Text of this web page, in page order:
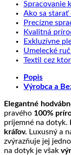
Spracovanie
Ako sa starať
Precízne
Kvalitná
Exkluzívne
Umelecké
Textil cez
Popis
Výrobca a
Elegantné
pravého 100%
príjemné na dotyk.
kráľov. Luxusný a
zvýrazňuje jej
na dotyk je však